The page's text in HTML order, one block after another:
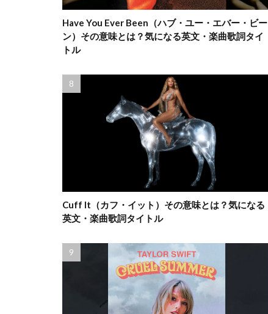
Have You Ever Been（ハブ・ユー・エバー・ビー
ン）その意味とは？気になる英文・楽曲歌詞タイ
トル
Cuff It（カフ・イット）その意味とは？気になる
英文・楽曲歌詞タイトル